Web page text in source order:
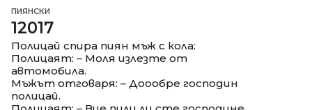
ПИЯНСКИ
12017
Полицай спира пиян мъж с кола:
Полицаят: – Моля излезте от
автомобила.
Мъжът отговаря: – Доообре господин
полицай.